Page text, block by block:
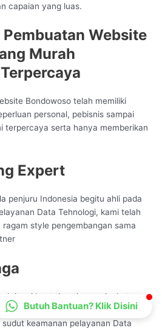
capaian yang luas.
Website
Murah
Bondowoso telah memiliki
personal, pebisnis sampai
terpercaya serta hanya memberikan
Expert
penjuru Indonesia begitu ahli pada
Data Tehnologi, kami telah
style pengembangan sama
tinggi buat tiap-tiap peningkatan
Satu diantaranya yang menjadi
keamanan pelayanan Data
Lenteraweb
Butuh Bantuan? Klik Disini